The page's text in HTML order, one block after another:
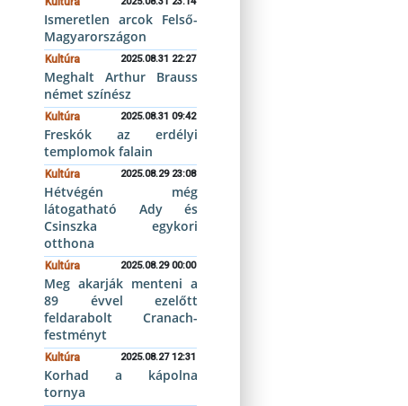
Ismeretlen arcok Felső-
Magyarországon
Kultúra 2025.08.31 22:27
Meghalt Arthur Brauss
német színész
Kultúra 2025.08.31 09:42
Freskók az erdélyi
templomok falain
Kultúra 2025.08.29 23:08
Hétvégén még
látogatható Ady és
Csinszka egykori
otthona
Kultúra 2025.08.29 00:00
Meg akarják menteni a
89 évvel ezelőtt
feldarabolt Cranach-
festményt
Kultúra 2025.08.27 12:31
Korhad a kápolna
tornya